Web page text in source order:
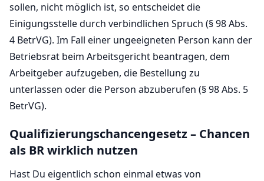
sollen, nicht möglich ist, so entscheidet die
Einigungsstelle durch verbindlichen Spruch (§ 98 Abs.
4 BetrVG). Im Fall einer ungeeigneten Person kann der
Betriebsrat beim Arbeitsgericht beantragen, dem
Arbeitgeber aufzugeben, die Bestellung zu
unterlassen oder die Person abzuberufen (§ 98 Abs. 5
BetrVG).
Qualifizierungschancengesetz – Chancen
als BR wirklich nutzen
Hast Du eigentlich schon einmal etwas von